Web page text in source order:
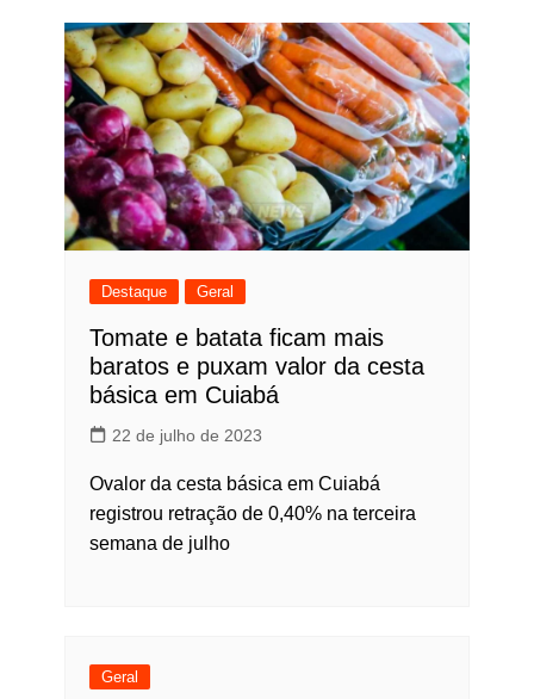
Destaque Geral
Tomate e batata ficam mais
baratos e puxam valor da cesta
básica em Cuiabá
22 de julho de 2023
Ovalor da cesta básica em Cuiabá
registrou retração de 0,40% na terceira
semana de julho
Geral